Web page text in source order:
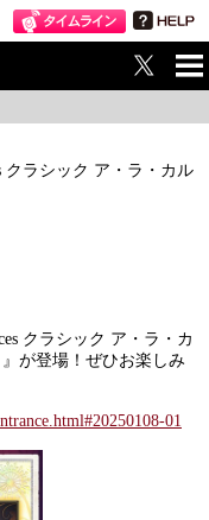
クラシック ア・ラ・カル
クラシック ア・ラ・カ
が登場！ぜひお楽しみ
01